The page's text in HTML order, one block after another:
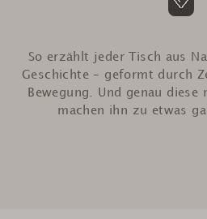
So erzählt jeder Tisch aus
Geschichte – geformt durch
Bewegung. Und genau diese
machen ihn zu etwas